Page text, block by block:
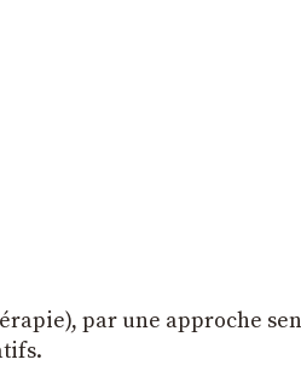
par une approche